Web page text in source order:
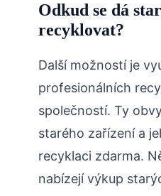
Odkud se dá
recyklovat?
Další možností je
profesionálních
společností. Ty
starého zařízení a
recyklaci zdarma.
nabízejí výkup